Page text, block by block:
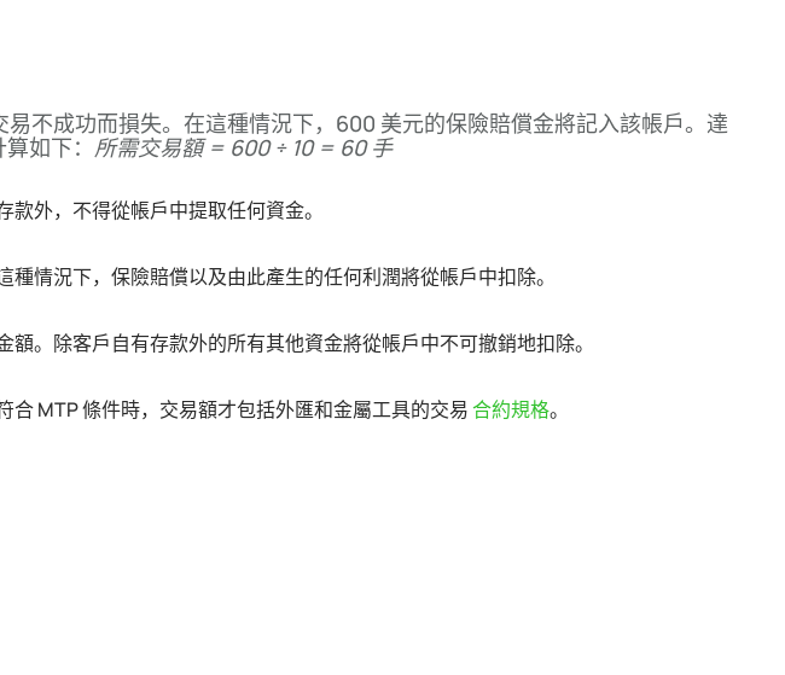
不成功而損失。在這種情況下，600 美元的保險賠償金將記入該帳戶。達
如下： 所需交易額 = 600 ÷ 10 = 60 手
外，不得從帳戶中提取任何資金。
情況下，保險賠償以及由此產生的任何利潤將從帳戶中扣除。
。除客戶自有存款外的所有其他資金將從帳戶中不可撤銷地扣除。
合 MTP 條件時，交易額才包括外匯和金屬工具的交易合約規格。